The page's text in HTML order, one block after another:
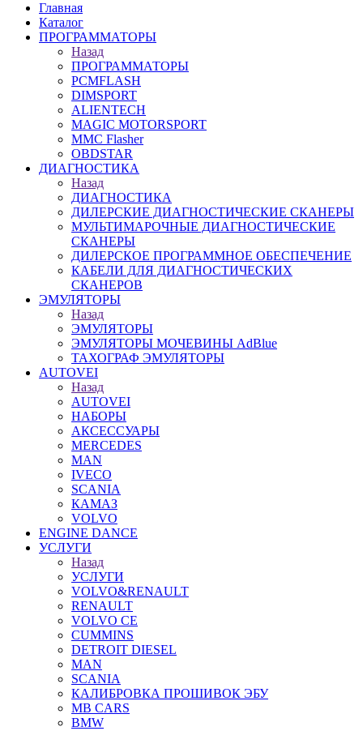
Главная
Каталог
ПРОГРАММАТОРЫ
Назад
ПРОГРАММАТОРЫ
PCMFLASH
DIMSPORT
ALIENTECH
MAGIC MOTORSPORT
MMC Flasher
OBDSTAR
ДИАГНОСТИКА
Назад
ДИАГНОСТИКА
ДИЛЕРСКИЕ ДИАГНОСТИЧЕСКИЕ СКАНЕРЫ
МУЛЬТИМАРОЧНЫЕ ДИАГНОСТИЧЕСКИЕ
СКАНЕРЫ
ДИЛЕРСКОЕ ПРОГРАММНОЕ ОБЕСПЕЧЕНИЕ
КАБЕЛИ ДЛЯ ДИАГНОСТИЧЕСКИХ
СКАНЕРОВ
ЭМУЛЯТОРЫ
Назад
ЭМУЛЯТОРЫ
ЭМУЛЯТОРЫ МОЧЕВИНЫ АdBlue
ТАХОГРАФ ЭМУЛЯТОРЫ
AUTOVEI
Назад
AUTOVEI
НАБОРЫ
АКСЕССУАРЫ
MERCEDES
MAN
IVECO
SCANIA
КАМАЗ
VOLVO
ENGINE DANCE
УСЛУГИ
Назад
УСЛУГИ
VOLVO&RENAULT
RENAULT
VOLVO CE
CUMMINS
DETROIT DIESEL
MAN
SCANIA
КАЛИБРОВКА ПРОШИВОК ЭБУ
MB CARS
BMW